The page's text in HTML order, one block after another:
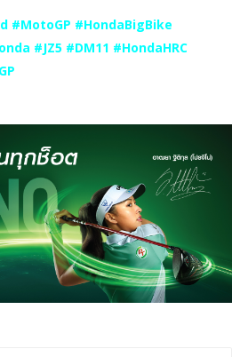
#MotoGP #HondaBigBike
#JZ5 #DM11 #HondaHRC